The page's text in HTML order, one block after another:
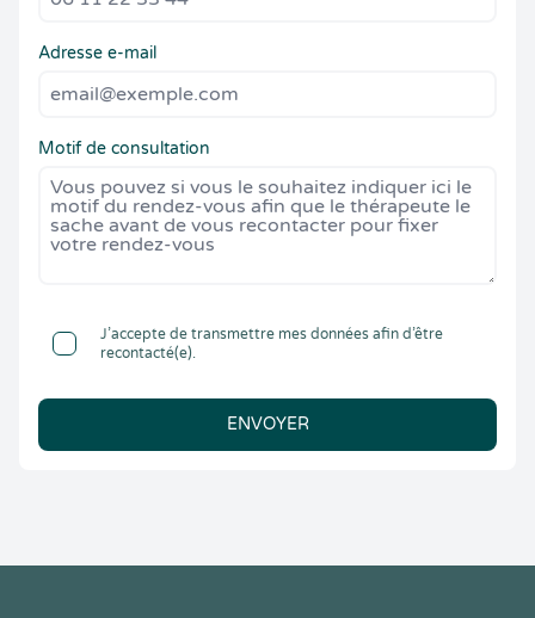
Adresse e-mail
Motif de consultation
J’accepte de transmettre mes données afin d’être
recontacté(e).
ENVOYER